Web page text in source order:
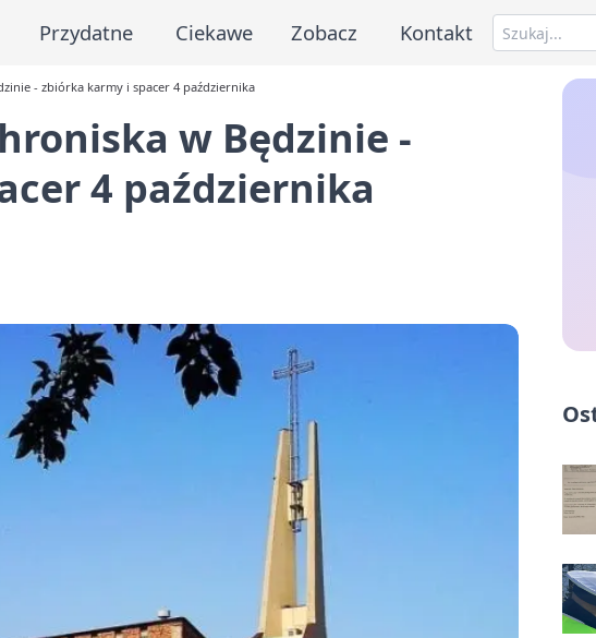
Przydatne Ciekawe Zobacz Kontakt
- zbiórka karmy i spacer 4 października
w Będzinie -
4 października